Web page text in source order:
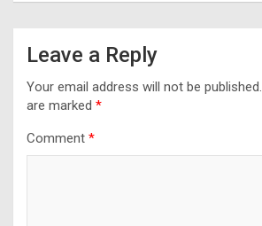
Leave a Reply
Your email address will not be published.
are marked *
Comment *